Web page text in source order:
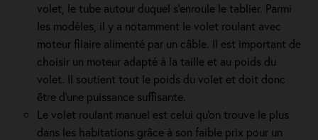
volet, le tube autour duquel s’enroule le tablier. Parmi
les modèles, il y a notamment le volet roulant avec
moteur filaire alimenté par un câble. Il est important de
choisir un moteur adapté à la taille et au poids du
volet. Il soutient tout le poids du volet et doit donc
être d'une puissance suffisante.
Le volet roulant manuel est celui qu'on trouve le plus
dans les habitations grâce à son faible prix pour un